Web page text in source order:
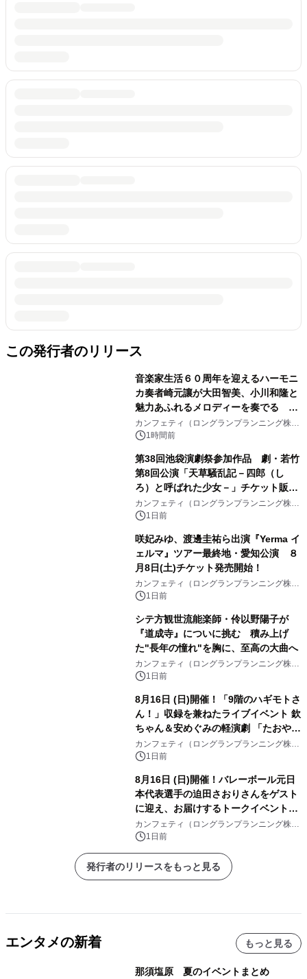
この発行者のリリース
音楽家生活６０周年を迎えるハーモニ
カ奏者崎元讓が大田智美、小川和隆と
魅力あふれるメロディーを奏でる
『ファンタスティック・トリオⅢ』チ
ケット8月24日(月)～発売開始！
カンフェティ（ロングランプランニング株式
会社）
1時間前
第38回池袋演劇祭参加作品 劇・若竹
第8回公演「天草騒乱記－四郎（し
ろ）と呼ばれた少女－」チケット販売
開始
カンフェティ（ロングランプランニング株式
会社）
1日前
咲妃みゆ、渡邊圭祐ら出演『Yerma イ
ェルマ』ツアー最終地・愛知公演 ８
月8日(土)チケット発売開始！
カンフェティ（ロングランプランニング株式
会社）
1日前
シテ方観世流能楽師・伶以野陽子が
『道成寺』についに挑む 積み上げ
た"長年の憧れ"を胸に、至高の大曲へ
カンフェティ（ロングランプランニング株式
会社）
1日前
8月16日 (日)開催！「9階のハギモトさ
ん！」収録を兼ねたライブイベント 欽
ちゃん＆安めぐみの軽演劇 「たおやか
な心」 チケット販売中
カンフェティ（ロングランプランニング株式
会社）
1日前
8月16日 (日)開催！バレーボール元日
本代表選手の迫田さおりさんをゲスト
に迎え、お届けするトークイベント
『第4回 堀口はしのお話の会』チケッ
ト発売中
カンフェティ（ロングランプランニング株式
会社）
1日前
発行者のリリースをもっと見る
エンタメの新着 もっと見る
那須塩原 夏のイベントまとめ